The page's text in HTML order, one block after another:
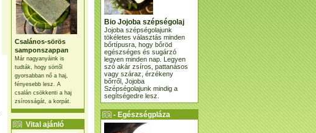
Csalános-sörös
samponszappan
Már nagyanyáink is
tudták, hogy sörtől
gyorsabban nő a haj,
fényesebb lesz. A
csalán csökkenti a haj
zsírosságát, a korpát.
Vital ajánló
Bio Jojoba szépségolaj
Jojoba szépségolajunk
tökéletes választás minden
bőrtípusra, hogy bőröd
egészséges és sugárzó
legyen minden nap. Legyen
szó akár zsíros, pattanásos
vagy száraz, érzékeny
bőrről, Jojoba
Szépségolajunk mindig a
segítségedre lesz.
- Egészségpláza
ajánlatunk -